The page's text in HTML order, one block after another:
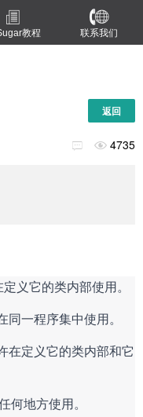
教程 联系我们
返回
  4735
义它的类内部使用。
一程序集中使用。
定义它的类内部和它
地方使用。